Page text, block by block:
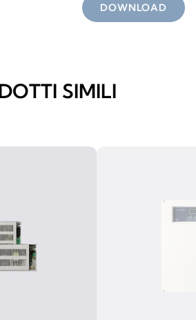
DOWNLOAD
SIMILI